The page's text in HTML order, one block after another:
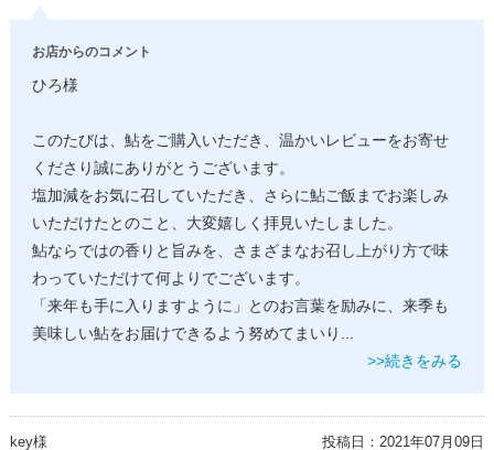
お店からのコメント
ひろ様
このたびは、鮎をご購入いただき、温かいレビューをお寄せ
くださり誠にありがとうございます。
塩加減をお気に召していただき、さらに鮎ご飯までお楽しみ
いただけたとのこと、大変嬉しく拝見いたしました。
鮎ならではの香りと旨みを、さまざまなお召し上がり方で味
わっていただけて何よりでございます。
「来年も手に入りますように」とのお言葉を励みに、来季も
美味しい鮎をお届けできるよう努めてまいり
>>続きをみる
key様 投稿日： 2021年07月09日